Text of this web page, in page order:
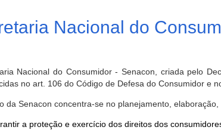
Nacional do
Nacional do Consumidor - Senacon, criada pelo
no art. 106 do Código de Defesa do Consumidor e
da Senacon concentra-se no planejamento,
a proteção e exercício dos direitos dos